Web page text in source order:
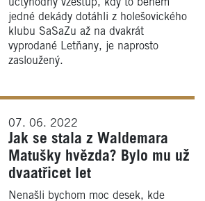
úctyhodný vzestup, kdy to během
jedné dekády dotáhli z holešovického
klubu SaSaZu až na dvakrát
vyprodané Letňany, je naprosto
zasloužený.
07. 06. 2022
Jak se stala z Waldemara
Matušky hvězda? Bylo mu už
dvaatřicet let
Nenašli bychom moc desek, kde